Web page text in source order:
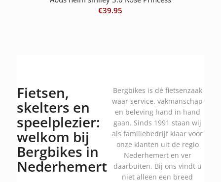
€39.95
Fietsen,
skelters en
speelplezier:
welkom bij
Bergbikes in
Nederhemert
Bergbikes is dé fietsenzaak
waar service, vakmanschap
en beleving hand in hand
gaan. Sinds 1991 staan wij
als familiebedrijf klaar voor
onze klanten uit de regio
Nederhemert en ver
daarbuiten. Bij ons vindt u
niet alleen een breed